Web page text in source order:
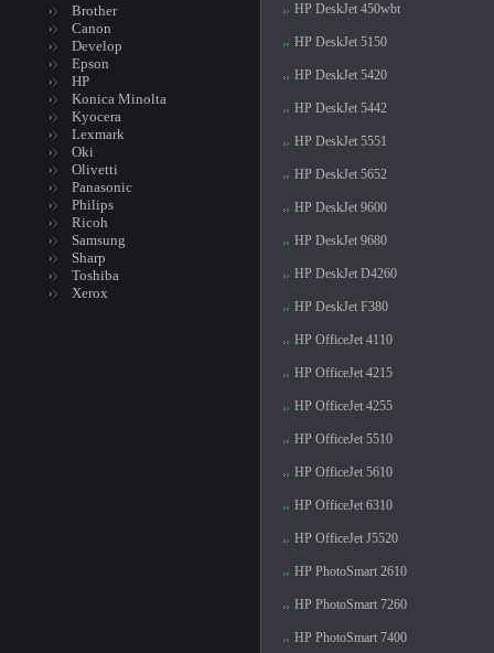
Brother
Canon
Develop
Epson
HP
Konica Minolta
Kyocera
Lexmark
Oki
Olivetti
Panasonic
Philips
Ricoh
Samsung
Sharp
Toshiba
Xerox
HP DeskJet 450wbt
HP DeskJet 5150
HP DeskJet 5420
HP DeskJet 5442
HP DeskJet 5551
HP DeskJet 5652
HP DeskJet 9600
HP DeskJet 9680
HP DeskJet D4260
HP DeskJet F380
HP OfficeJet 4110
HP OfficeJet 4215
HP OfficeJet 4255
HP OfficeJet 5510
HP OfficeJet 5610
HP OfficeJet 6310
HP OfficeJet J5520
HP PhotoSmart 2610
HP PhotoSmart 7260
HP PhotoSmart 7400